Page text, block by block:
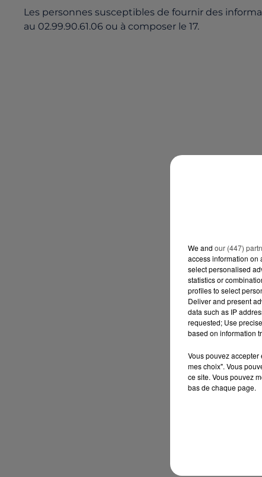
Les personnes susceptibles de fournir des
au 02.99.90.61.06 ou à composer le 17.
We and our (447)
access information on
select personalised
statistics or
profiles to select
Deliver and present
data such as IP
requested; Use
based on information
Vous pouvez
mes choix". Vous
ce site. Vous pouvez
bas de chaque page.